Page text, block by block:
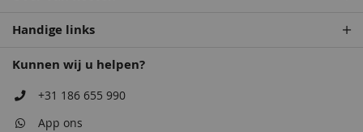
Handige links
Kunnen wij u helpen?
+31 186 655 990
App ons